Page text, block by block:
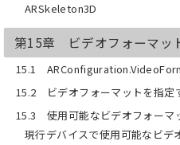
ARSkeleton3D
第15章 ビデオフォーマッ
15.1
15.2 ビデオフォーマットを指定
15.3 使用可能なビデオフォーマ
現行デバイスで使用可能なビデ